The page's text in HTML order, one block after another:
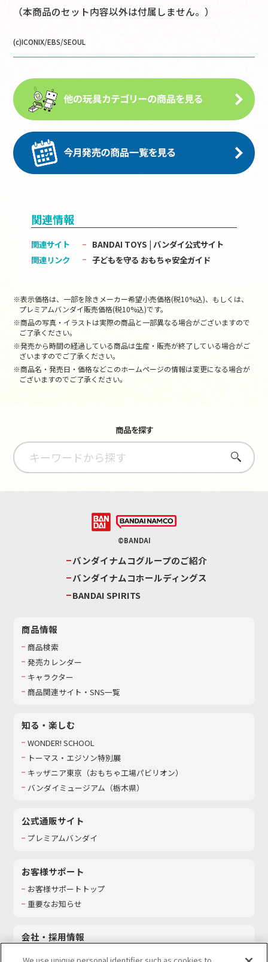
（本商品のセット内容以外は付属しません。）
(c)ICONIX/EBS/SEOUL
関連情報
関連サイト
BANDAI TOYS | バンダイ公式サイト
関連リンク
子どもを守る おもちゃ安全ガイド
※表示価格は、一部を除きメーカー希望小売価格(税10%込)、もしくは、
プレミアムバンダイ販売価格(税10%込)です。
※商品の写真・イラストは実際の商品と一部異なる場合がございますので
ご了承ください。
※発売から時間の経過している商品は生産・販売が終了している場合がご
ざいますのでご了承ください。
※商品名・発売日・価格などこのホームページの情報は変更になる場合が
ございますのでご了承ください。
商品を探す
さがす
©BANDAI
バンダイナムコグループのご紹介
バンダイナムコホールディングス
BANDAI SPIRITS
商品情報
商品検索
発売カレンダー
キャラクター
商品関連サイト・SNS一覧
知る・楽しむ
WONDER! SCHOOL
トーマス・エジソン特別展
キッザニア東京（おもちゃ工場パビリオン）​
バンダイミュージアム（栃木県）
公式通販サイト
プレミアムバンダイ
お客様サポート
お客様サポートトップ
重要なお知らせ
会社・採用情報